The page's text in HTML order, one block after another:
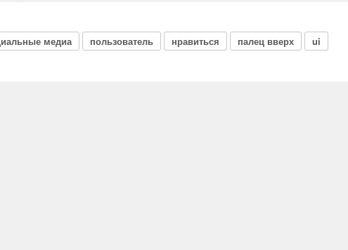
медиа пользователь нравиться палец вверх ui